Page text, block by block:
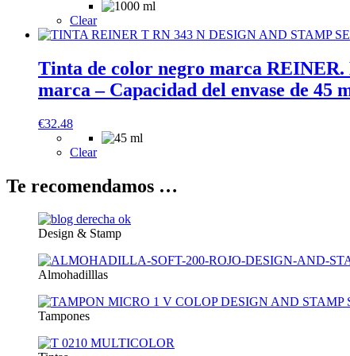
Clear
Tinta de color negro marca REINER.
marca – Capacidad del envase de 45
€32.48
Clear
Te recomendamos …
Design & Stamp
Almohadilllas
Tampones